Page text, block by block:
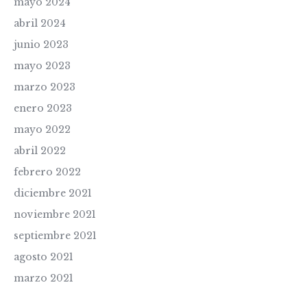
abril 2024
junio 2023
mayo 2023
marzo 2023
enero 2023
mayo 2022
abril 2022
febrero 2022
diciembre 2021
noviembre 2021
septiembre 2021
agosto 2021
marzo 2021